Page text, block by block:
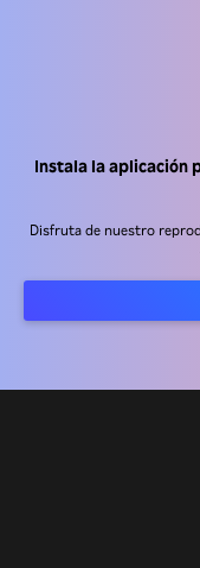
Instala la aplicación
Disfruta de nuestro
Centro de ayuda
Socios de distribución